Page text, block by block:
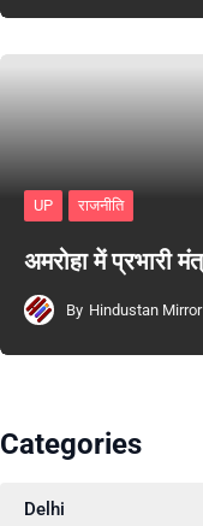
UP राजनीति
अमरोहा में प्रभारी
By Hindustan
Categories
Delhi